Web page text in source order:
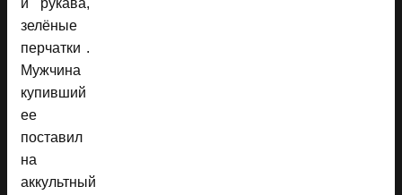
зелёные
перчатки .
Мужчина
купивший
ее
поставил
на
аккультный